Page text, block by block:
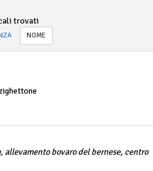
trovati
NOME
bovaro del bernese, centro